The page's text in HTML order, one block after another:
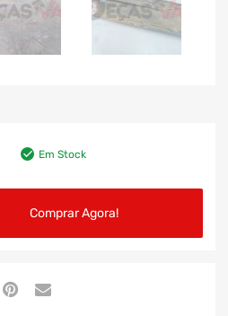
Em Stock
Comprar Agora!